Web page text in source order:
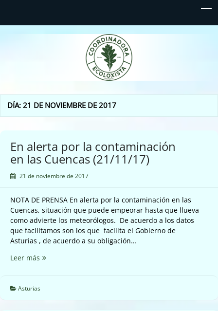
Coordinadora Ecoloxista
d'Asturies
DÍA:21 DE NOVIEMBRE DE 2017
En alerta por la contaminación
en las Cuencas (21/11/17)
21 de noviembre de 2017
NOTA DE PRENSA En alerta por la contaminación en las
Cuencas, situación que puede empeorar hasta que llueva
como advierte los meteorólogos. De acuerdo a los datos
que facilitamos son los que facilita el Gobierno de
Asturias , de acuerdo a su obligación…
Leer más En
la
Asturias